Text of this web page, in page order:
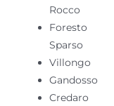
Rocco
Foresto
Sparso
Villongo
Gandosso
Credaro